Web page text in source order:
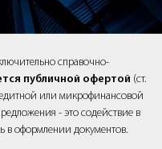
справочно-
публичной офертой (ст.
или микрофинансовой
- это содействие в
в оформлении документов.